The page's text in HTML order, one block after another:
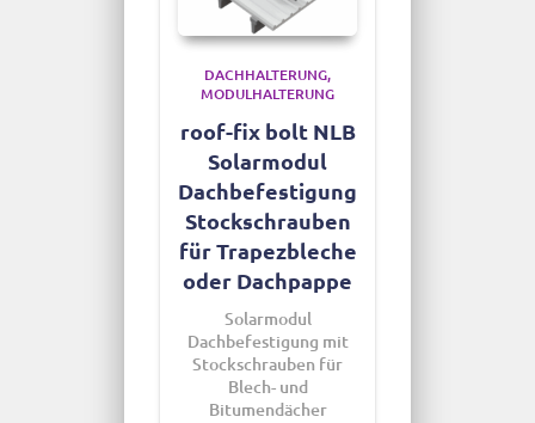
DACHHALTERUNG
MODULHALTERUNG
roof-fix bolt NLB
Solarmodul
Dachbefestigung
Stockschrauben
für Trapezbleche
oder Dachpappe
Solarmodul
Dachbefestigung mit
Stockschrauben für
Blech- und
Bitumendächer